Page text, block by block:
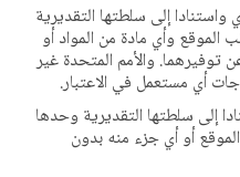
إلى سلطتها التقديرية
وأي مادة من المواد أو
والأمم المتحدة غير
أي مستعمل في الاعتبار.
إلى سلطتها التقديرية وحدها
أو أي جزء منه بدون